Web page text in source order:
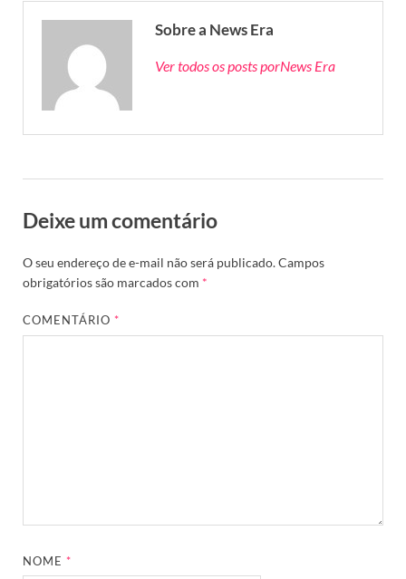
Sobre a News Era
Ver todos os posts porNews Era
Deixe um comentário
O seu endereço de e-mail não será publicado.Campos
obrigatórios são marcados com *
COMENTÁRIO*
NOME*